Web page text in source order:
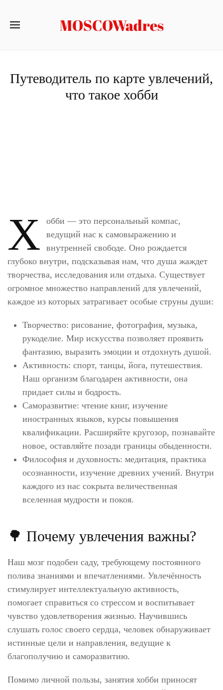
MOSCOWadres
Путеводитель по карте увлечений,
что такое хобби
Х
обби — это персональный компас,
ведущий нас к самовыражению и
внутренней свободе. Оно рождается
глубоко внутри, подсказывая нам, что душа жаждет
творчества, исследования или отдыха. Существует
огромное множество направлений для увлечений,
каждое из которых затрагивает особые струны души:
Творчество: рисование, фотография, музыка,
рукоделие. Мир искусства позволяет проявить
фантазию, выразить эмоции и отдохнуть душой.
Активность: спорт, танцы, йога, путешествия.
Наш организм благодарен активности, она
придает силы и бодрость.
Саморазвитие: чтение книг, изучение
иностранных языков, курсы повышения
квалификации. Расширяйте кругозор, познавайте
новое, оставляйте позади границы обыденности.
Философия и духовность: медитация, практика
осознанности, изучение древних учений. Внутри
каждого из нас сокрыта величественная
вселенная мудрости и покоя.
🌳 Почему увлечения важны?
Наш мозг подобен саду, требующему постоянного
полива знаниями и впечатлениями. Увлечённость
стимулирует интеллектуальную активность,
помогает справиться со стрессом и воспитывает
чувство удовлетворения жизнью. Научившись
слушать голос своего сердца, человек обнаруживает
истинные цели и направления, ведущие к
благополучию и саморазвитию.
Помимо личной пользы, занятия хобби приносят